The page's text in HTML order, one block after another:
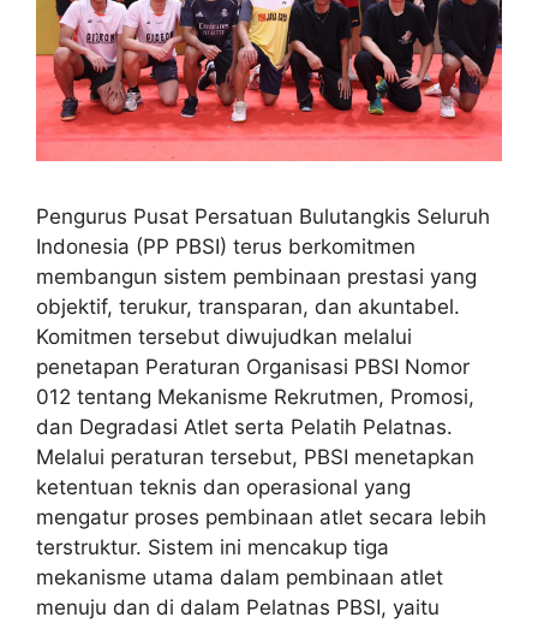
Pengurus Pusat Persatuan Bulutangkis Seluruh
Indonesia (PP PBSI) terus berkomitmen
membangun sistem pembinaan prestasi yang
objektif, terukur, transparan, dan akuntabel.
Komitmen tersebut diwujudkan melalui
penetapan Peraturan Organisasi PBSI Nomor
012 tentang Mekanisme Rekrutmen, Promosi,
dan Degradasi Atlet serta Pelatih Pelatnas.
Melalui peraturan tersebut, PBSI menetapkan
ketentuan teknis dan operasional yang
mengatur proses pembinaan atlet secara lebih
terstruktur. Sistem ini mencakup tiga
mekanisme utama dalam pembinaan atlet
menuju dan di dalam Pelatnas PBSI, yaitu